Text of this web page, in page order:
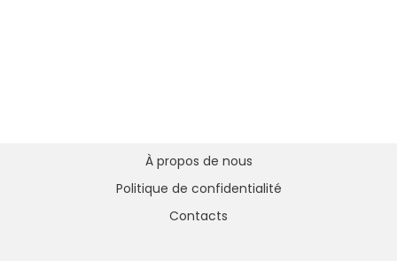
À propos de nous
Politique de confidentialité
Contacts